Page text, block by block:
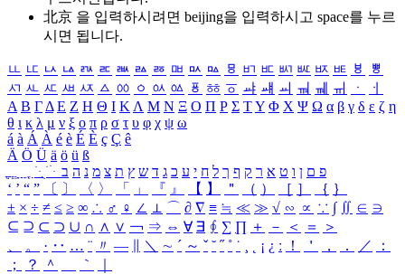
北京 을 입력하시려면 beijing을 입력하시고 space를 누르
시면 됩니다.
ㅥ ㅦ ㅧ ㅨ ㅩ ㅪ ㅫ ㅬ ㅭ ㅮ ㅯ ㅰ ㅱ ㅲ ㅳ ㅴ ㅵ ㅶ ㅷ ㅸ
ㅹ
ㅺ ㅻ ㅼ ㅽ ㅾ ㅿ ㆀ ㆁ ㆂ ㆃ ㆄ ㆅ ㆆ ㆇ ㆈ ㆉ ㆊ ㆋ ㆌ ㆍ
ㆎ
Α Β ΓΔ Ε Ζ Η Θ Ι ΚΛ Μ Ν Ξ Ο Π Ρ Σ ΤΥ Φ Χ Ψ Ω α β γ δ ε ζ η
θ ι κ λ μ ν ξ ο π ρ σ τ υ φ χ ψ ω
á à Á À é è É È ç Ç ê
Ä Ö Ü ä ö ü ß
ִֶֹ ֻּ ׁׂ פ ם ן ו ט א ר ק ף ך ל ח י ע כ ג ד ש ץ ת צ מ נ ה ב
‘ ’ “ ” 〔 〕 〈 〉 「 」 『 』 【 】 ＂ （ ） ［ ］ ｛ ｝
± × ÷ ≠ ≤ ≥ ∞ ∴ ♂ ♀ ∠ ⊥ ⌒ ∂ ∇ ≡ ≒ ≪ ≫ √ ∽ ∝ ∵ ∫ ∬ ∈ ∋
⊆ ⊇ ⊂ ⊃ ∪ ∩ ∧ ∨ ￢ ⇒ ⇔ ∀ ∃ ∮ ∑ ∏ ＋ － ＜ ＝
＞
、
。 · ‥ … ¨ 〃 ― ＼ ∼ ´ ～ ˇ ˘ ˝ ˚ ˙ ¸ ¡ ¿ ː ！ ＇ ， ． ／
：
；
？ ＾ ｀